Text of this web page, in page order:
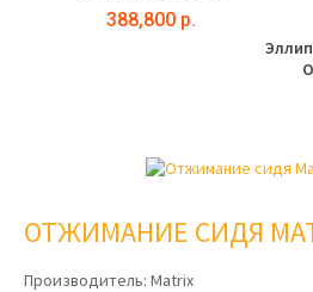
388,800 р.
ОТЖИМАНИЕ СИДЯ
Производитель: Matrix